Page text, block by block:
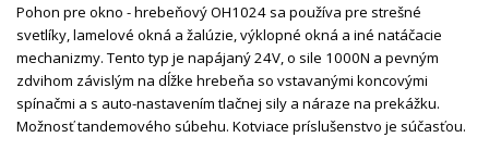
Pohon pre okno - hrebeňový OH1024 sa používa pre strešné
svetlíky, lamelové okná a žalúzie, výklopné okná a iné natáčacie
mechanizmy. Tento typ je napájaný 24V, o sile 1000N a pevným
zdvihom závislým na dĺžke hrebeňa so vstavanými koncovými
spínačmi a s auto-nastavením tlačnej sily a náraze na prekážku.
Možnosť tandemového súbehu. Kotviace príslušenstvo je súčasťou.